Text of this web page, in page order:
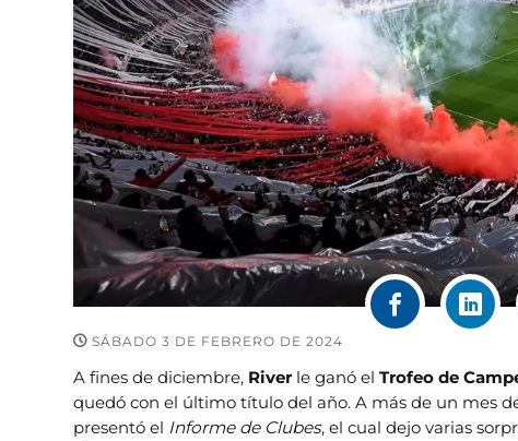
SÁBADO 3 DE FEBRERO DE 2024
A fines de diciembre, River le ganó elTrofeo de
quedó con el último título del año. A más de un mes
presentó el Informe de Clubes, el cual dejo varias